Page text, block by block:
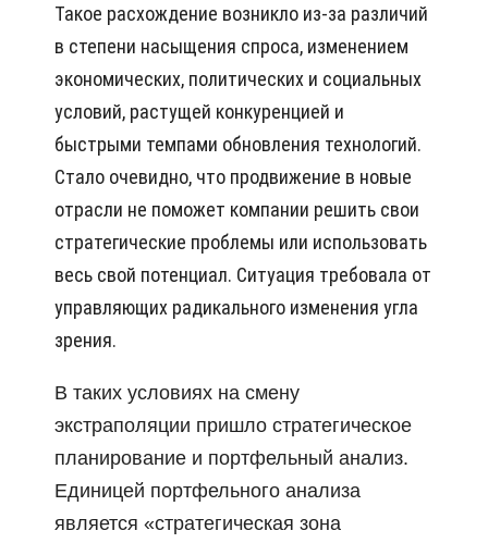
Такое расхождение возникло из-за различий
в степени насыщения спроса, изменением
экономических, политических и социальных
условий, растущей конкуренцией и
быстрыми темпами обновления технологий.
Стало очевидно, что продвижение в новые
отрасли не поможет компании решить свои
стратегические проблемы или использовать
весь свой потенциал. Ситуация требовала от
управляющих радикального изменения угла
зрения.
В таких условиях на смену
экстраполяции пришло стратегическое
планирование и портфельный анализ.
Единицей портфельного анализа
является «стратегическая зона